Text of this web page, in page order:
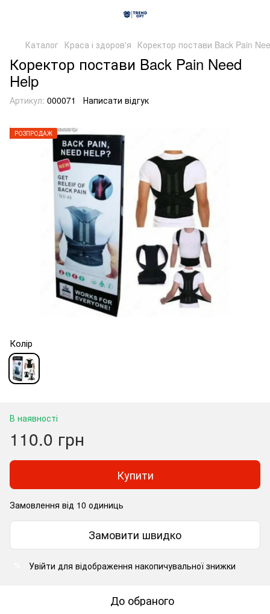
Каталог Краса і здоров'я Коректор постави Back Pain
Коректор постави Back Pain Need
Help
Артикул: 000071 Написати відгук
РОЗПРОДАЖ
Колір
В наявності
110.0 грн
Купити
Замовлення від 10 одиниць
Замовити швидко
Увійти для відображення накопичувальної знижки
До обраного